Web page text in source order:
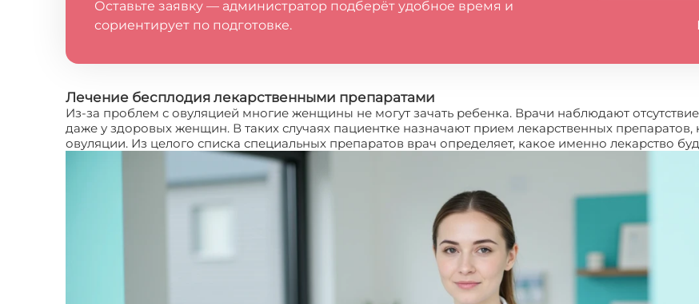
Оставьте заявку — администратор подберёт удобное время и
сориентирует по подготовке.
Лечение бесплодия лекарственными препаратами
Из-за проблем с овуляцией многие женщины не могут зачать ребенка. Врачи наблюдают
даже у здоровых женщин. В таких случаях пациентке назначают прием лекарственных
овуляции. Из целого списка специальных препаратов врач определяет, какое именно лекарство